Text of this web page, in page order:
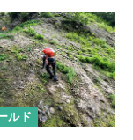
ルド